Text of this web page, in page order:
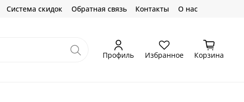
Система скидок Обратная связь Контакты О нас
Профиль Избранное Корзина